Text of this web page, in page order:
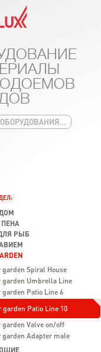
РЫБ
garden Spiral House
garden Umbrella Line
garden Patio Line 6
garden Patio Line 10
garden Valve on/off
garden Adapter male